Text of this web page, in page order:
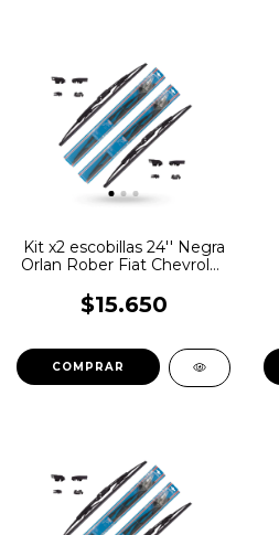
Kit x2 escobillas 24'' Negra
Orlan Rober Fiat Chevrolet
$15.650